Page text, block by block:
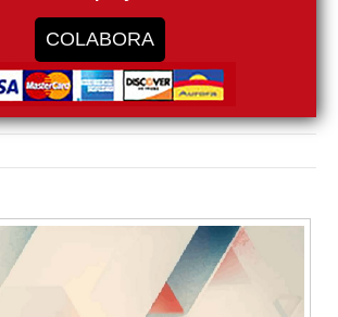
COLABORA